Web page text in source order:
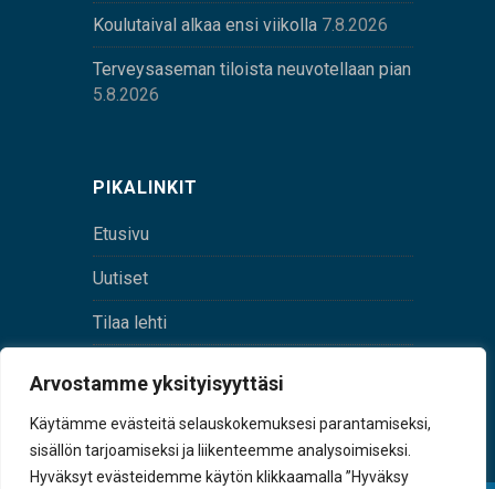
Arvostamme yksityisyyttäsi
Käytämme evästeitä selauskokemuksesi parantamiseksi,
sisällön tarjoamiseksi ja liikenteemme analysoimiseksi.
Hyväksyt evästeidemme käytön klikkaamalla ”Hyväksy
Koulutaival alkaa ensi viikolla 7.8.2026
Terveysaseman tiloista neuvotellaan pian
5.8.2026
PIKALINKIT
Etusivu
Uutiset
Tilaa lehti